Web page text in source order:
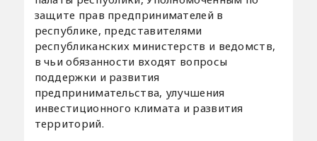
защите прав предпринимателей в
республике, представителями
республиканских министерств и ведомств,
в чьи обязанности входят вопросы
поддержки и развития
предпринимательства, улучшения
инвестиционного климата и развития
территорий.